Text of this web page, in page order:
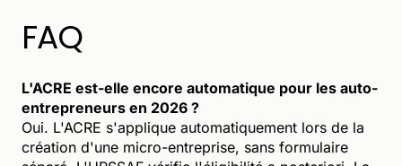
FAQ
L'ACRE est-elle encore automatique pour les auto-
entrepreneurs en 2026 ?
Oui. L'ACRE s'applique automatiquement lors de la
création d'une micro-entreprise, sans formulaire